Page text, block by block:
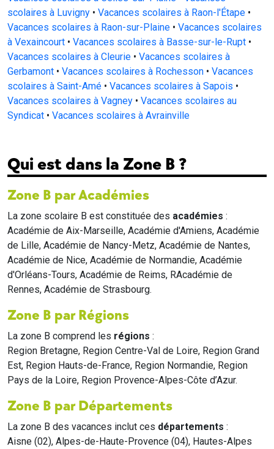
scolaires à Luvigny • Vacances scolaires à Raon-l'Étape •
Vacances scolaires à Raon-sur-Plaine • Vacances scolaires
à Vexaincourt • Vacances scolaires à Basse-sur-le-Rupt •
Vacances scolaires à Cleurie • Vacances scolaires à
Gerbamont • Vacances scolaires à Rochesson • Vacances
scolaires à Saint-Amé • Vacances scolaires à Sapois •
Vacances scolaires à Vagney • Vacances scolaires au
Syndicat • Vacances scolaires à Avrainville
Qui est dans la Zone B ?
Zone B par Académies
La zone scolaire B est constituée des académies :
Académie de Aix-Marseille, Académie d'Amiens, Académie
de Lille, Académie de Nancy-Metz, Académie de Nantes,
Académie de Nice, Académie de Normandie, Académie
d'Orléans-Tours, Académie de Reims, RAcadémie de
Rennes, Académie de Strasbourg.
Zone B par Régions
La zone B comprend les régions :
Region Bretagne, Region Centre-Val de Loire, Region Grand
Est, Region Hauts-de-France, Region Normandie, Region
Pays de la Loire, Region Provence-Alpes-Côte d’Azur.
Zone B par Départements
La zone B des vacances inclut ces départements :
Aisne (02), Alpes-de-Haute-Provence (04), Hautes-Alpes